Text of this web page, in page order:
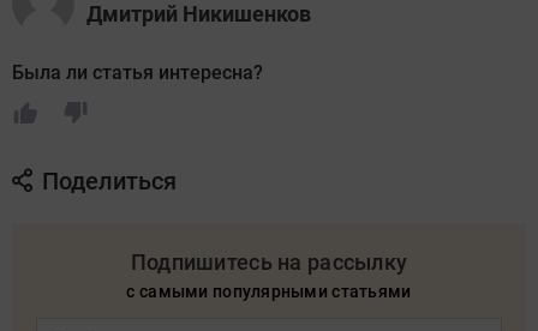
Дмитрий Никишенков
Была ли статья интересна?
Поделиться
Подпишитесь на рассылку
с самыми популярными статьями